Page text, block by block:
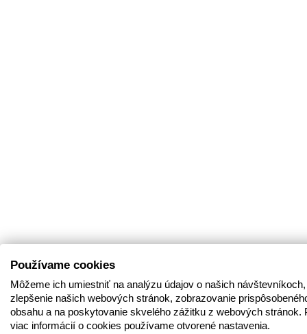
Používame cookies
Môžeme ich umiestniť na analýzu údajov o našich
zlepšenie našich webových stránok, zobrazovanie
obsahu a na poskytovanie skvelého zážitku z webových stránok.
viac informácií o cookies používame otvorené nastavenia.